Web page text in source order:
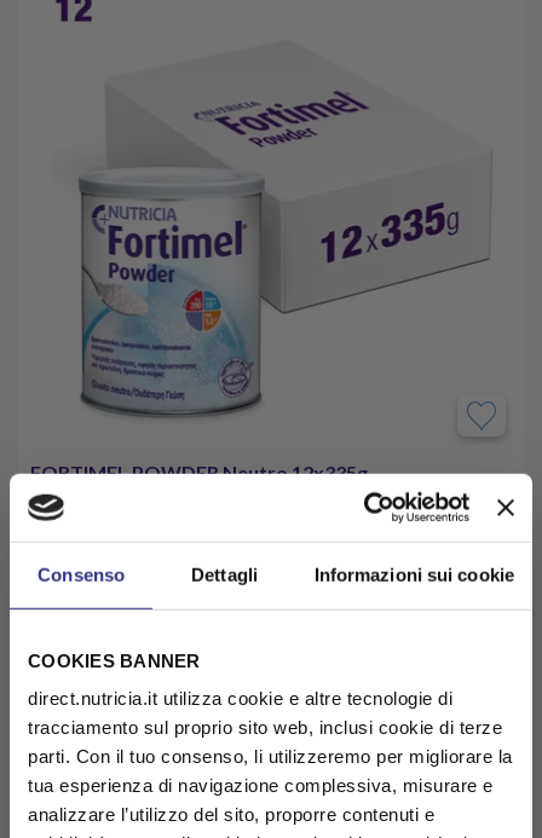
Consenso Dettagli Informazioni sui cookie
COOKIES BANNER
direct.nutricia.it utilizza cookie e altre tecnologie di
tracciamento sul proprio sito web, inclusi cookie di terze
parti. Con il tuo consenso, li utilizzeremo per migliorare la
tua esperienza di navigazione complessiva, misurare e
analizzare l’utilizzo del sito, proporre contenuti e
FORTIMEL POWDER Neutro 12x335g
AUMENTATO FABBISOGNO PROTEICO ENERGETICO
Kit x 12 risparmi € 39,04
€ 260,28 € 221,24